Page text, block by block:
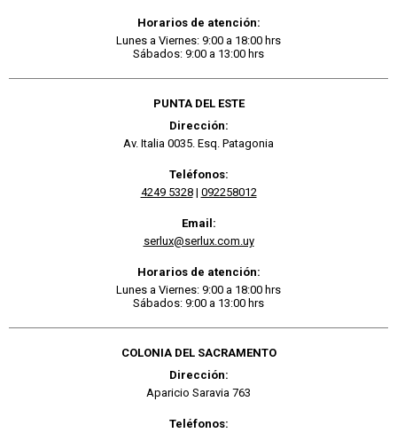
Horarios de atención:
Lunes a Viernes: 9:00 a 18:00 hrs
Sábados: 9:00 a 13:00 hrs
PUNTA DEL ESTE
Dirección:
Av. Italia 0035. Esq. Patagonia
Teléfonos:
4249 5328| 092258012
Email:
serlux@serlux.com.uy
Horarios de atención:
Lunes a Viernes: 9:00 a 18:00 hrs
Sábados: 9:00 a 13:00 hrs
COLONIA DEL SACRAMENTO
Dirección:
Aparicio Saravia 763
Teléfonos: